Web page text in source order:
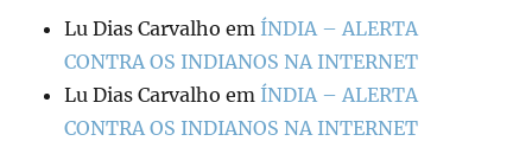
Lu Dias Carvalho em ÍNDIA – ALERTA
CONTRA OS INDIANOS NA INTERNET
Lu Dias Carvalho em ÍNDIA – ALERTA
CONTRA OS INDIANOS NA INTERNET